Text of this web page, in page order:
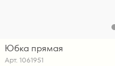
Юбка прямая
Арт. 1061951